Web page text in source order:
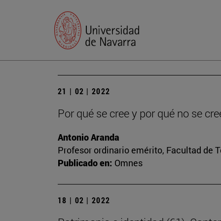
21 | 02 | 2022
Por qué se cree y por qué no se
Antonio Aranda
Profesor ordinario emérito, Facultad de
Publicado en: Omnes
18 | 02 | 2022